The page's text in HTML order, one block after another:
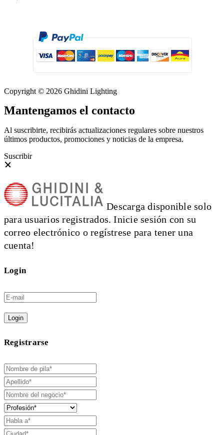
Copyright © 2026 Ghidini Lighting
Mantengamos el contacto
Al suscribirte, recibirás actualizaciones regulares sobre nuestros
últimos productos, promociones y noticias de la empresa.
Suscribir
Descarga disponible solo
para usuarios registrados. Inicie sesión con su
correo electrónico o regístrese para tener una
cuenta!
Login
Login
Registrarse